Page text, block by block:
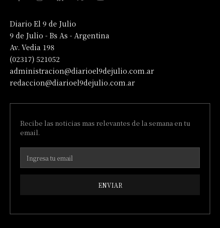
Diario El 9 de Julio
9 de Julio - Bs As - Argentina
Av. Vedia 198
(02317) 521052
administracion@diarioel9dejulio.com.ar
redaccion@diarioel9dejulio.com.ar
Recibe las noticias mas relevantes de la semana en tu
email.
ENVIAR